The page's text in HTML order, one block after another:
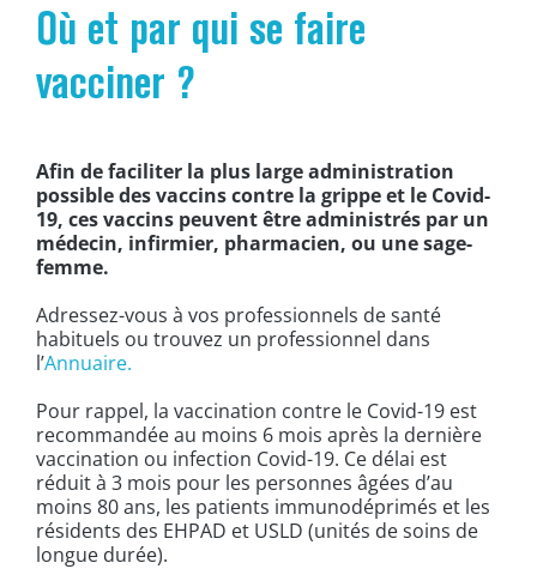
Où et par qui se faire
vacciner ?
Afin de faciliter la plus large administration
possible des vaccins contre la grippe et le Covid-
19, ces vaccins peuvent être administrés par un
médecin, infirmier, pharmacien, ou une sage-
femme.
Adressez-vous à vos professionnels de santé
habituels ou trouvez un professionnel dans
l’Annuaire.
Pour rappel, la vaccination contre le Covid-19 est
recommandée au moins 6 mois après la dernière
vaccination ou infection Covid-19. Ce délai est
réduit à 3 mois pour les personnes âgées d’au
moins 80 ans, les patients immunodéprimés et les
résidents des EHPAD et USLD (unités de soins de
longue durée).